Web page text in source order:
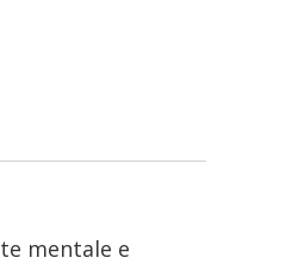
mentale e